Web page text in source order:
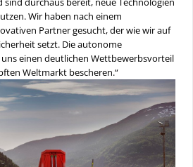
Wir haben nach einem
Partner gesucht, der wie wir auf
setzt. Die autonome
einen deutlichen Wettbewerbsvorteil
Weltmarkt bescheren.“